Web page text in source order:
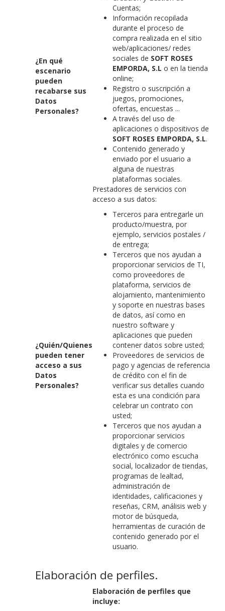
¿En qué
escenario
pueden
recabarse sus
Datos
Personales?
Cuentas;
Información recopilada
durante el proceso de
compra realizada en el sitio
web/aplicaciones/ redes
sociales de SOFT ROSES
EMPORDA, S.L o en la tienda
online;
Registro o suscripción a
juegos, promociones,
ofertas, encuestas ...
A través del uso de
aplicaciones o dispositivos de
SOFT ROSES EMPORDA, S.L.
Contenido generado y
enviado por el usuario a
alguna de nuestras
plataformas sociales.
¿Quién/Quienes
pueden tener
acceso a sus
Datos
Personales?
Prestadores de servicios con
acceso a sus datos:
Terceros para entregarle un
producto/muestra, por
ejemplo, servicios postales /
de entrega;
Terceros que nos ayudan a
proporcionar servicios de TI,
como proveedores de
plataforma, servicios de
alojamiento, mantenimiento
y soporte en nuestras bases
de datos, así como en
nuestro software y
aplicaciones que pueden
contener datos sobre usted;
Proveedores de servicios de
pago y agencias de referencia
de crédito con el fin de
verificar sus detalles cuando
esta es una condición para
celebrar un contrato con
usted;
Terceros que nos ayudan a
proporcionar servicios
digitales y de comercio
electrónico como escucha
social, localizador de tiendas,
programas de lealtad,
administración de
identidades, calificaciones y
reseñas, CRM, análisis web y
motor de búsqueda,
herramientas de curación de
contenido generado por el
usuario.
Elaboración de perfiles.
Elaboración de perfiles que
incluye: